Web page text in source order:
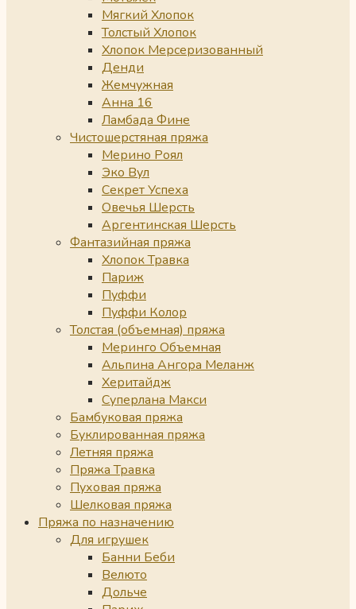
Мягкий Хлопок
Толстый Хлопок
Хлопок Мерсеризованный
Денди
Жемчужная
Анна 16
Ламбада Фине
Чистошерстяная пряжа
Мерино Роял
Эко Вул
Секрет Успеха
Овечья Шерсть
Аргентинская Шерсть
Фантазийная пряжа
Хлопок Травка
Париж
Пуффи
Пуффи Колор
Толстая (объемная) пряжа
Меринго Объемная
Альпина Ангора Меланж
Херитайдж
Суперлана Макси
Бамбуковая пряжа
Буклированная пряжа
Летняя пряжа
Пряжа Травка
Пуховая пряжа
Шелковая пряжа
Пряжа по назначению
Для игрушек
Банни Беби
Велюто
Дольче